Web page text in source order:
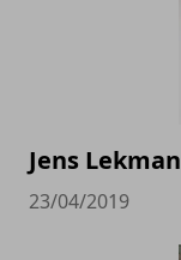
Jens Lekman
23/04/2019